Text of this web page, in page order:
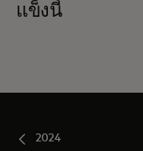
แข็งนี้
2024